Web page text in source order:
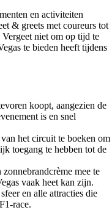
en activiteiten
& greets met coureurs tot
niet om op tijd te
te bieden heeft tijdens
koopt, aangezien de
is en snel
het circuit te boeken om
toegang te hebben tot de
mee te
vaak heet kan zijn.
en alle attracties die
race.